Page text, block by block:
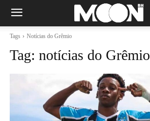
Tags Notícias do Grêmio
Tag: notícias do Grêmio